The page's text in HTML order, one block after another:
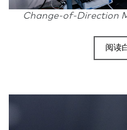
Change-of-Direction
阅读